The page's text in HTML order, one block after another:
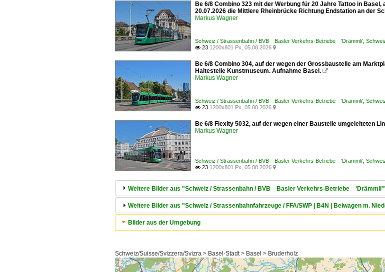
Be 6/8 Combino 323 mit der Werbung für 20 Jahre Tattoo in
20.07.2026 die Mittlere Rheinbrücke Richtung Endstation an der
Markus Wagner
Schweiz / Strassenbahn / BVB Basler Verkehrs-Betriebe 'Drämmli'
 23 1200x801 Px, 05.08.2026 
Be 6/8 Combino 304, auf der wegen der Grossbaustelle am
Haltestelle Kunstmuseum. Aufnahme Basel. 
Markus Wagner
Schweiz / Strassenbahn / BVB Basler Verkehrs-Betriebe 'Drämmli'
 23 1200x801 Px, 05.08.2026 
Be 6/8 Flexity 5032, auf der wegen einer Baustelle umgeleiteten
Markus Wagner
Schweiz / Strassenbahn / BVB Basler Verkehrs-Betriebe 'Drämmli'
 23 1200x801 Px, 05.08.2026 
Weitere Bilder aus "Schweiz / Strassenbahn / BVB Basler Verkehrs-Betriebe 'Drämmli'"
Weitere Bilder aus "Schweiz / Strassenbahnfahrzeuge / FFA/SWP | B4N | Beiwagen m.
Bilder aus der Umgebung
Schweiz/Suisse/Svizzera/Svizra > Basel-Stadt > Basel > Bruderholz